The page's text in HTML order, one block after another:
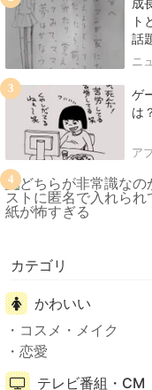
ト
話
ニ
ゲ
は
ア
3
4
カテゴリ
かわいい
コスメ・メイク
恋愛
テレビ番組・CM